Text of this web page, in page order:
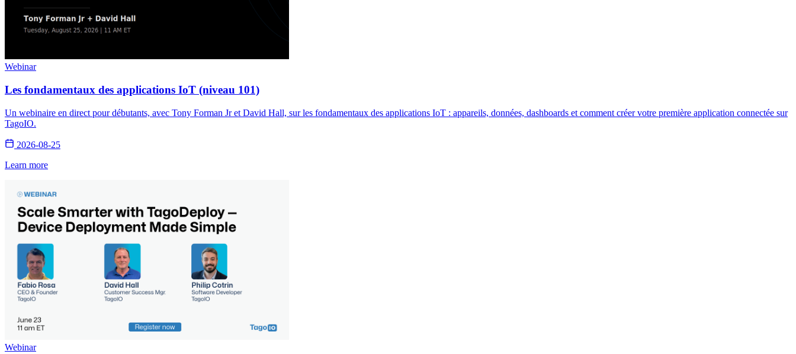
Webinar
Les fondamentaux des applications IoT (niveau 101)
Un webinaire en direct pour débutants, avec Tony Forman Jr et David Hall, sur les fondamentaux des applications IoT : appareils, données, dashboards et comment créer votre première application connectée sur
TagoIO.
2026-08-25
Learn more
Webinar